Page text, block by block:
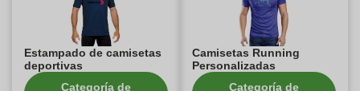
Estampado de camisetas
deportivas
Categoría de
Camisetas Running
Personalizadas
Categoría de